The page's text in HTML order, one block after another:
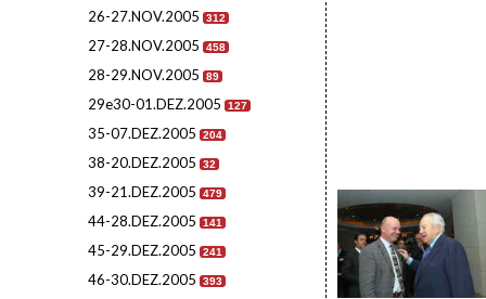
26-27.NOV.2005 312
27-28.NOV.2005 458
28-29.NOV.2005 89
29e30-01.DEZ.2005 127
35-07.DEZ.2005 204
38-20.DEZ.2005 32
39-21.DEZ.2005 479
44-28.DEZ.2005 141
45-29.DEZ.2005 241
46-30.DEZ.2005 393